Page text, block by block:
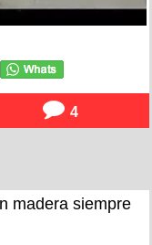
4
madera siempre